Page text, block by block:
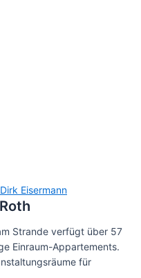
Strande verfügt über 57
Einraum-Appartements.
für